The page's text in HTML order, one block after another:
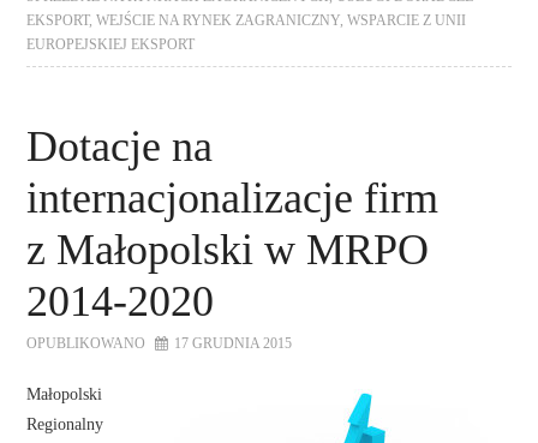
EKSPORT,WEJŚCIE NA RYNEK ZAGRANICZNY ,WSPARCIE Z UNII
EUROPEJSKIEJ EKSPORT
Dotacje na
internacjonalizacje firm
z Małopolski w MRPO
2014-2020
OPUBLIKOWANO 17 GRUDNIA 2015
Małopolski
Regionalny